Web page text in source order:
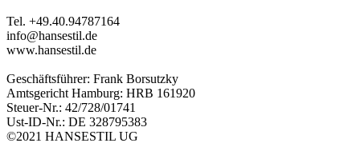
Tel. +49.40.94787164
info@hansestil.de
www.hansestil.de
Geschäftsführer: Frank Borsutzky
Amtsgericht Hamburg: HRB 161920
Steuer-Nr.: 42/728/01741
Ust-ID-Nr.: DE 328795383
©2021 HANSESTIL UG